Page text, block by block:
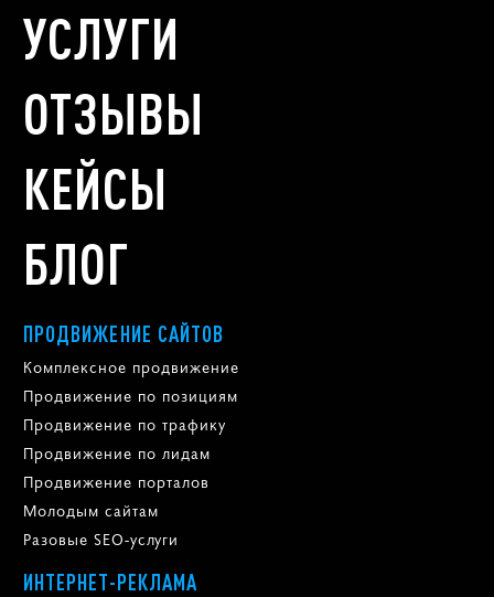
УСЛУГИ
ОТЗЫВЫ
КЕЙСЫ
БЛОГ
ПРОДВИЖЕНИЕ САЙТОВ
Комплексное продвижение
Продвижение по позициям
Продвижение по трафику
Продвижение по лидам
Продвижение порталов
Молодым сайтам
Разовые SEO-услуги
ИНТЕРНЕТ-РЕКЛАМА